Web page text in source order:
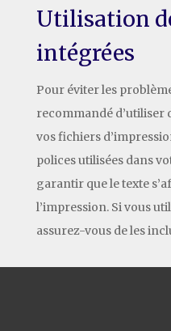
Utilisation
intégrées
Pour éviter les
recommandé d’utiliser
vos fichiers
polices utilisées dans
garantir que le texte
l’impression. Si vous
assurez-vous de les